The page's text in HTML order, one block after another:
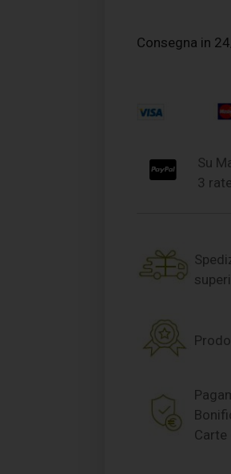
Consegna in
Su
3
Carte